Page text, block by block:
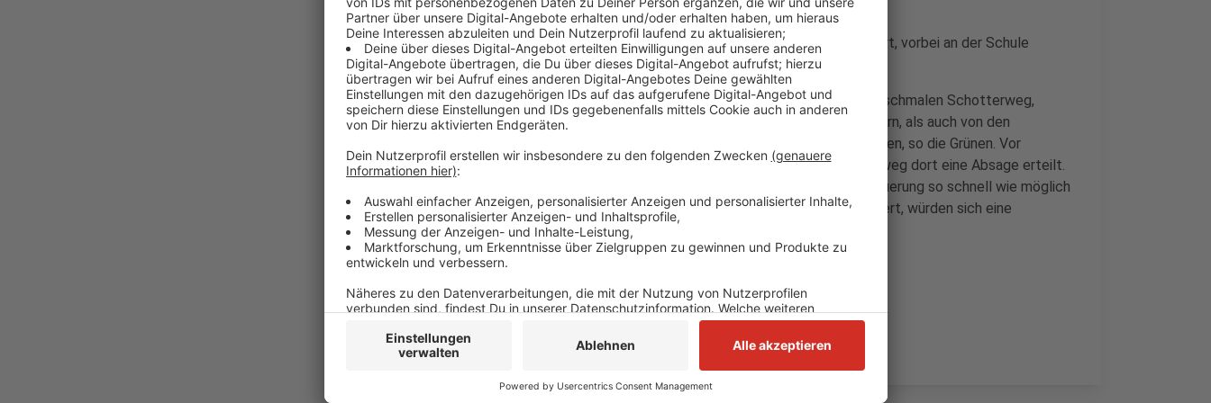
Der Streitpunkt ist der Bereich ab der Brücke, die über die A3 führt, vorbei an der Schule
Nussbaum runter ins Schwarzbachtal.
Statt dort einen Radweg zu bauen, plane der Kreis nur mit einem schmalen Schotterweg,
kritisieren die Grünen. Dabei sei ein Radweg sowohl von den Bürgern, als auch von den
Stadtspitzen Mettmanns und Ratingens explizit gewünscht worden, so die Grünen. Vor
wenigen Wochen hatten NRW-Verkehrsminister Wüst einem Radweg dort eine Absage erteilt.
Demnach sei der Zustand der Straße so schlecht, dass eine Erneuerung so schnell wie möglich
erfolgen müsse. Würde die Straße noch um einen Radweg erweitert, würden sich eine
Fertigstellung des Projektes um mehrere Jahre verschieben.
Anzeige